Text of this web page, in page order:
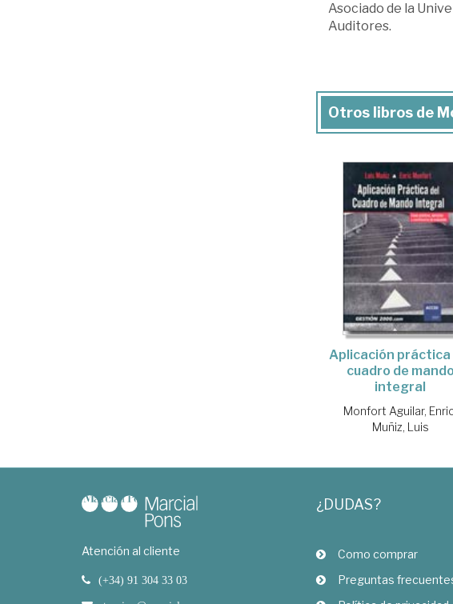
Asociado de la
Auditores.
Otros libros de
Aplicación práctica
cuadro de mando
integral
Monfort Aguilar,
Muñiz, Luis
Atención al cliente
(+34) 91 304 33 03
¿DUDAS?
Como comprar
Preguntas